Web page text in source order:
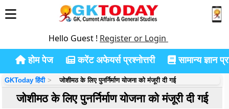
Hello Guest ! Register or Login
होम पेज करेंट अफेयर्स प्रश्नोत्तरी सामान्य ज्ञान
GKToday हिंदी जोशीमठ के लिए पुनर्निर्माण योजना को मंजूरी दी गई
जोशीमठ के लिए पुनर्निर्माण योजना को मंजूरी दी गई